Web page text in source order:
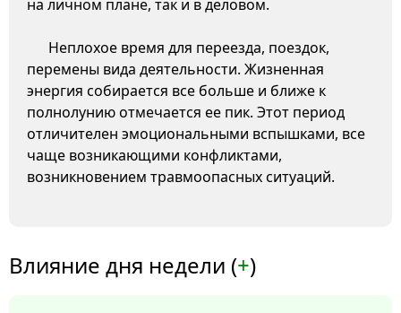
на личном плане, так и в деловом.
Неплохое время для переезда, поездок,
перемены вида деятельности. Жизненная
энергия собирается все больше и ближе к
полнолунию отмечается ее пик. Этот период
отличителен эмоциональными вспышками, все
чаще возникающими конфликтами,
возникновением травмоопасных ситуаций.
Влияние дня недели (+)